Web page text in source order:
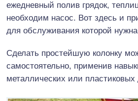
ежедневный полив грядок,
необходим насос. Вот здесь и
для обслуживания которой
Сделать простейшую колонку
самостоятельно, применив
металлических или пластиковых